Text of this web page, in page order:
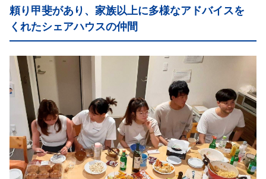
頼り甲斐があり、家族以上に多様なアドバイスを
くれたシェアハウスの仲間